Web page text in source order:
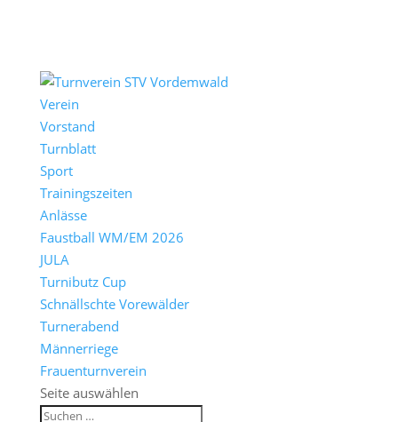
Verein
Vorstand
Turnblatt
Sport
Trainingszeiten
Anlässe
Faustball WM/EM 2026
JULA
Turnibutz Cup
Schnällschte Vorewälder
Turnerabend
Männerriege
Frauenturnverein
Seite auswählen